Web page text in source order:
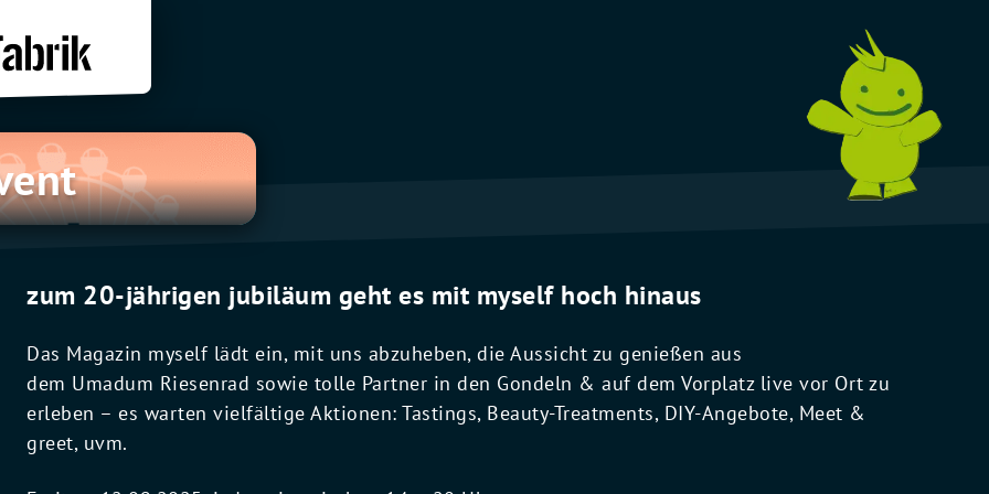
zum 20-jährigen jubiläum geht es mit myself hoch hinaus
Das Magazin myself lädt ein, mit uns abzuheben, die Aussicht zu genießen aus
dem Umadum Riesenrad sowie tolle Partner in den Gondeln & auf dem Vorplatz live vor Ort zu
erleben – es warten vielfältige Aktionen: Tastings, Beauty-Treatments, DIY-Angebote, Meet &
greet, uvm.